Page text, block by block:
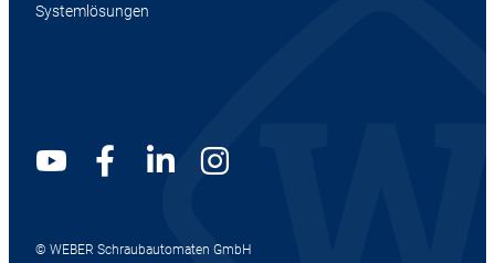
Systemlösungen
© WEBER Schraubautomaten GmbH